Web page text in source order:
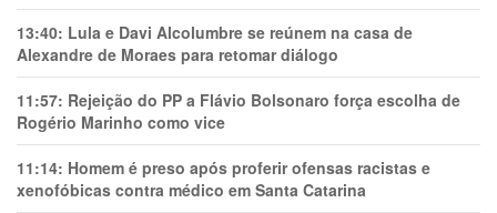
13:40: Lula e Davi Alcolumbre se reúnem na casa de
Alexandre de Moraes para retomar diálogo
11:57: Rejeição do PP a Flávio Bolsonaro força escolha de
Rogério Marinho como vice
11:14: Homem é preso após proferir ofensas racistas e
xenofóbicas contra médico em Santa Catarina